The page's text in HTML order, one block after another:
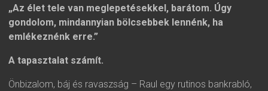
„Az élet tele van meglepetésekkel, barátom. Úgy
gondolom, mindannyian bölcsebbek lennénk, ha
emlékeznénk erre.”
A tapasztalat számít.
Önbizalom, báj és ravaszság – Raul egy rutinos bankrabló,